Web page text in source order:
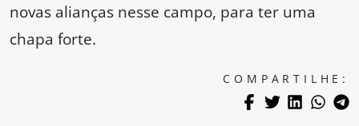
novas alianças nesse campo, para ter uma
chapa forte.
COMPARTILHE: